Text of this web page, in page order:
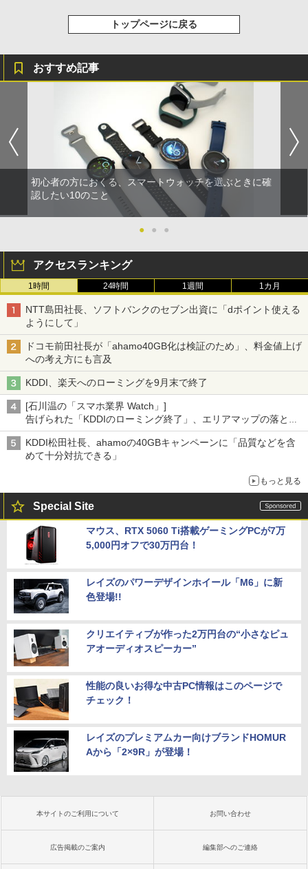
トップページに戻る
おすすめ記事
初心者の方におくる、スマートウォッチを選ぶときに確
認したい10のこと
● ● ●
アクセスランキング
1時間 24時間 1週間 1カ月
NTT島田社長、ソフトバンクのセブン出資に「dポイント使える
ようにして」
ドコモ前田社長が「ahamo40GB化は検証のため」、料金値上げ
への考え方にも言及
KDDI、楽天へのローミングを9月末で終了
[石川温の「スマホ業界 Watch」]
告げられた「KDDIのローミング終了」、エリアマップの落とし
穴と楽天モバイルの課題
KDDI松田社長、ahamoの40GBキャンペーンに「品質などを含
めて十分対抗できる」
もっと見る
Special Site
マウス、RTX 5060 Ti搭載ゲーミングPCが7万
5,000円オフで30万円台！
レイズのパワーデザインホイール「M6」に新
色登場!!
クリエイティブが作った2万円台の“小さなピュ
アオーディオスピーカー”
性能の良いお得な中古PC情報はこのページで
チェック！
レイズのプレミアムカー向けブランドHOMUR
Aから「2×9R」が登場！
本サイトのご利用について お問い合わせ
広告掲載のご案内 編集部へのご連絡